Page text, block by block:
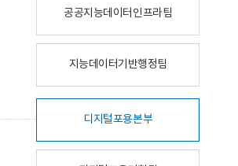
공공지능데이터인프라팀
지능데이터기반행정팀
디지털포용본부